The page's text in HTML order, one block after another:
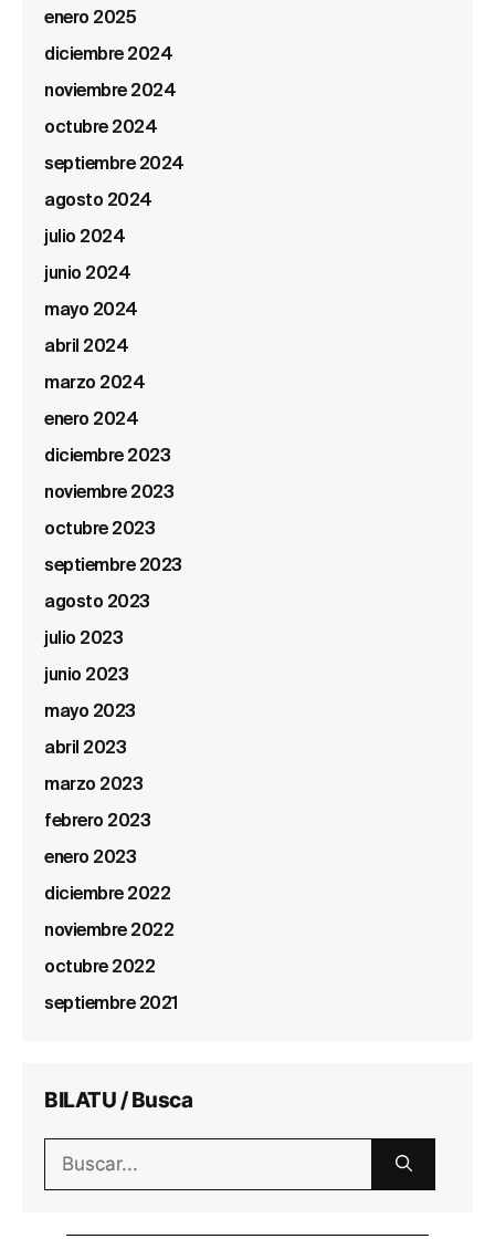
enero 2025
diciembre 2024
noviembre 2024
octubre 2024
septiembre 2024
agosto 2024
julio 2024
junio 2024
mayo 2024
abril 2024
marzo 2024
enero 2024
diciembre 2023
noviembre 2023
octubre 2023
septiembre 2023
agosto 2023
julio 2023
junio 2023
mayo 2023
abril 2023
marzo 2023
febrero 2023
enero 2023
diciembre 2022
noviembre 2022
octubre 2022
septiembre 2021
BILATU / Busca